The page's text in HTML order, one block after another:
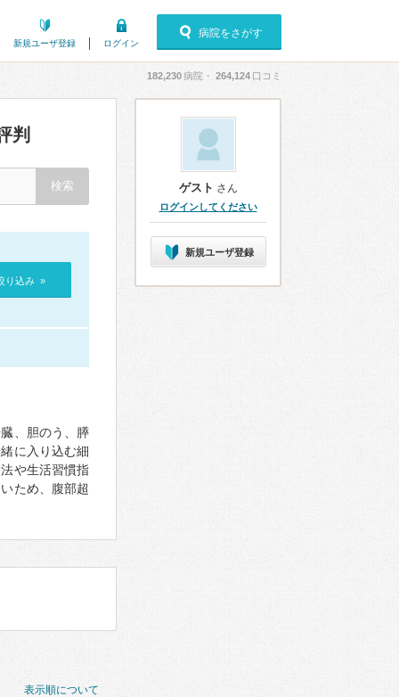
新規ユーザ登録 ログイン
病院をさがす
182,230病院・ 264,124 口コミ
判
り込み »
、胆のう、膵
に入り込む細
や生活習慣指
ため、腹部超
表示順について
ゲスト さん
ログインしてください
新規ユーザ登録